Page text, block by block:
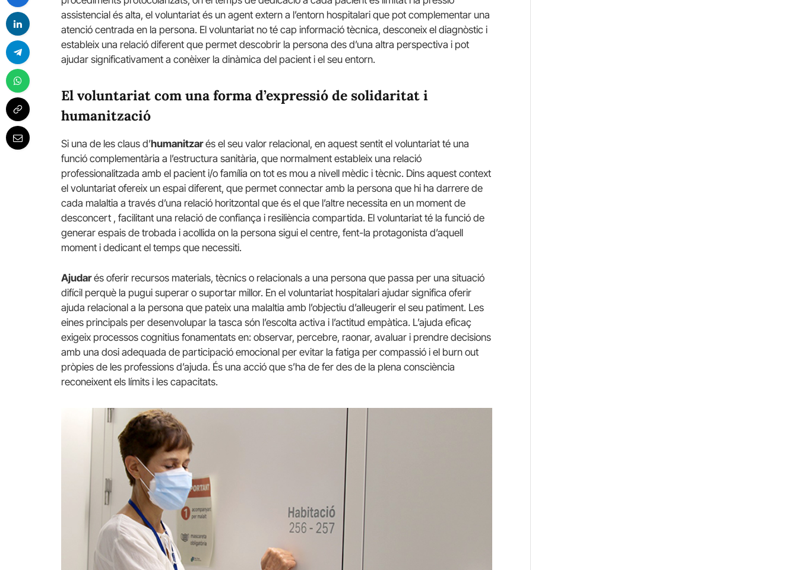
assistencial és alta, el voluntariat és un agent extern a l’entorn hospitalari que pot complementar una
atenció centrada en la persona. El voluntariat no té cap informació tècnica, desconeix el diagnòstic i
estableix una relació diferent que permet descobrir la persona des d’una altra perspectiva i pot
ajudar significativament a conèixer la dinàmica del pacient i el seu entorn.
El voluntariat com una forma d’expressió de solidaritat i
humanització
Si una de les claus d’humanitzarés el seu valor relacional, en aquest sentit el voluntariat té una
funció complementària a l’estructura sanitària, que normalment estableix una relació
professionalitzada amb el pacient i/o família on tot es mou a nivell mèdic i tècnic. Dins aquest context
el voluntariat ofereix un espai diferent, que permet connectar amb la persona que hi ha darrere de
cada malaltia a través d’una relació horitzontal que és el que l’altre necessita en un moment de
desconcert , facilitant una relació de confiança i resiliència compartida. El voluntariat té la funció de
generar espais de trobada i acollida on la persona sigui el centre, fent-la protagonista d’aquell
moment i dedicant el temps que necessiti.
Ajudarés oferir recursos materials, tècnics o relacionals a una persona que passa per una situació
difícil perquè la pugui superar o suportar millor. En el voluntariat hospitalari ajudar significa oferir
ajuda relacional a la persona que pateix una malaltia amb l’objectiu d’alleugerir el seu patiment. Les
eines principals per desenvolupar la tasca són l’escolta activa i l’actitud empàtica. L’ajuda eficaç
exigeix processos cognitius fonamentats en: observar, percebre, raonar, avaluar i prendre decisions
amb una dosi adequada de participació emocional per evitar la fatiga per compassió i el burn out
pròpies de les professions d’ajuda. És una acció que s’ha de fer des de la plena consciència
reconeixent els límits i les capacitats.